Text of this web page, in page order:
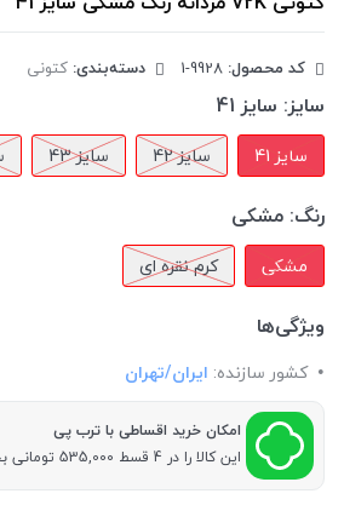
کد محصول: دسته‌بندی: کتونی
سایز: سایز 41
سایز 41 سایز 42 سایز 43
رنگ: مشکی
مشکی کرم نقره ای
ویژگی‌ها
کشور سازنده: ایران/تهران
امکان خرید اقساطی با ترب پی
این کالا را در 4 قسط 535,000 تومانی بخرید